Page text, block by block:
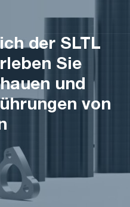
der SLTL
Sie
und
von